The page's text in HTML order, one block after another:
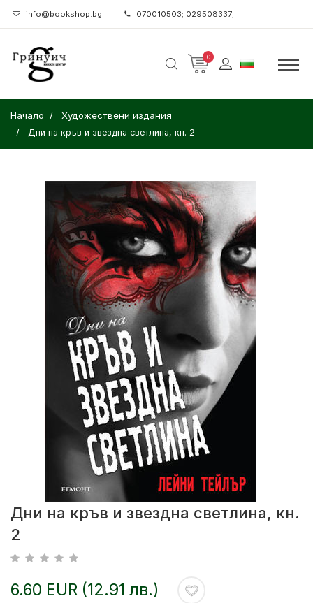
info@bookshop.bg 070010503; 029508337;
0
Начало Художествени издания
Дни на кръв и звездна светлина, кн. 2
Дни на кръв и звездна светлина, кн.
2
6.60 EUR (12.91 лв.)